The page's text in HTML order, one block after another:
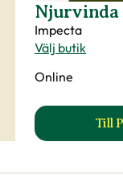
Njurvinda
Impecta
Välj butik
Online
Till